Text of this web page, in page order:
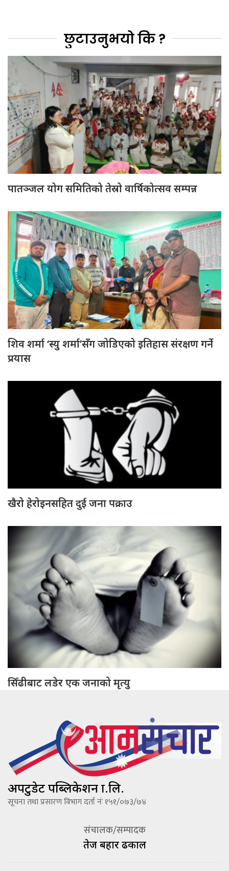
छुटाउनुभयो कि ?
पातञ्जल योग समितिको तेस्रो वार्षिकोत्सव सम्पन्न
शिव शर्मा ‘स्यु शर्मा’सँग जोडिएको इतिहास संरक्षण गर्ने
प्रयास
खैरो हेरोइनसहित दुई जना पक्राउ
सिँढीबाट लडेर एक जनाको मृत्यु
अपटुडेट पब्लिकेशन प्रा.लि.
सूचना तथा प्रसारण विभाग दर्ता नंः १५१/०७३/७४
संचालक/सम्पादक
तेज बहादूर ढकाल